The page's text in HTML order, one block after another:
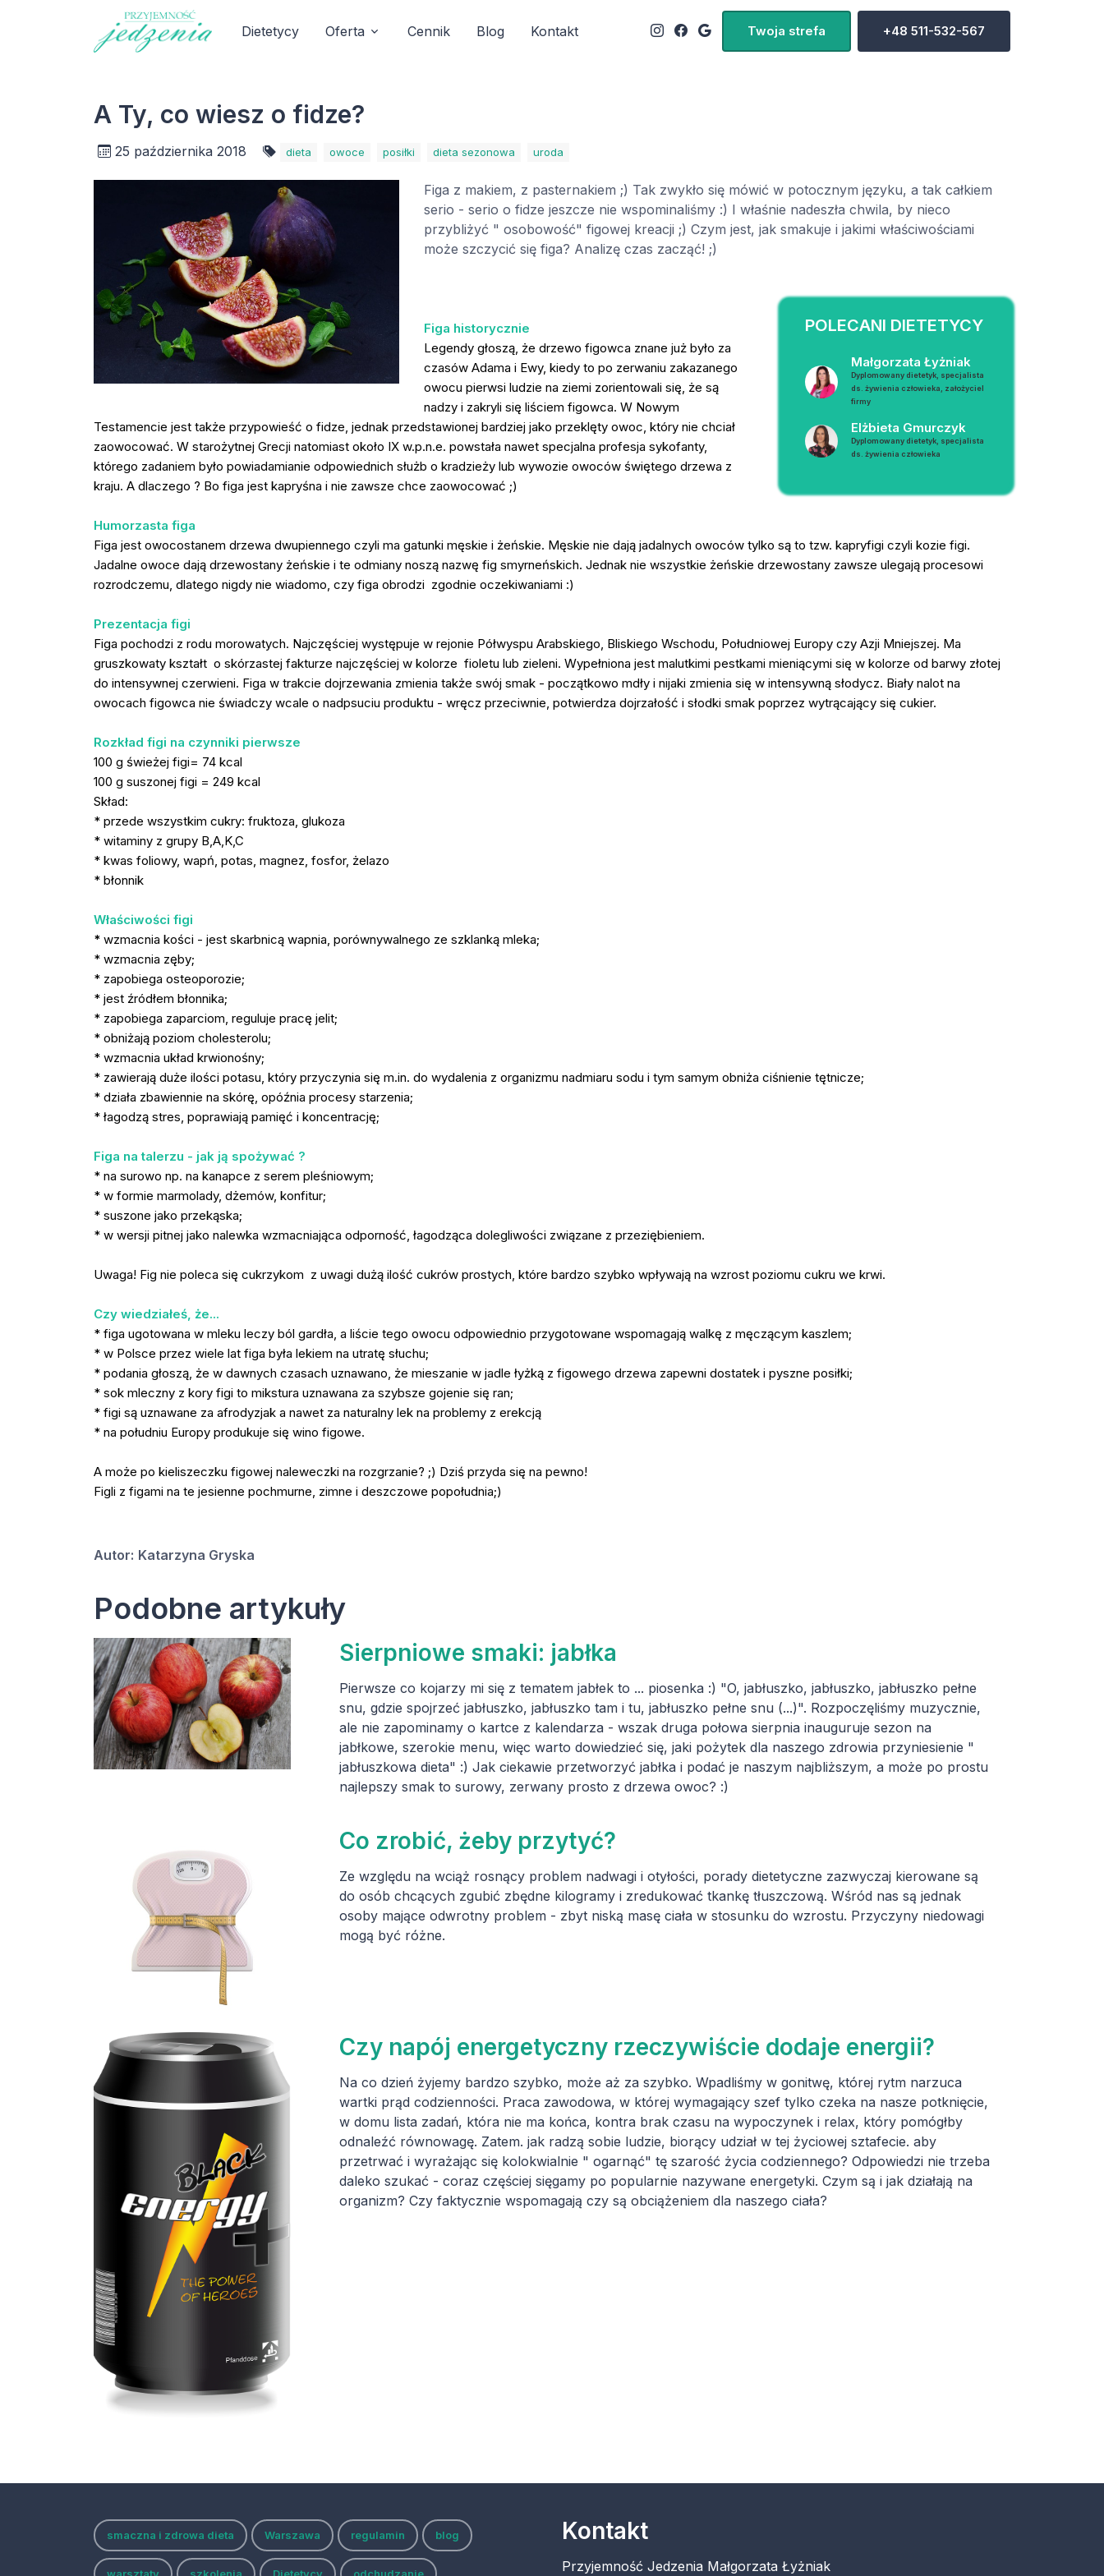
Dietetycy Oferta Cennik Blog Kontakt Twoja strefa +48 511-532-567
A Ty, co wiesz o fidze?
25 października 2018 dieta owoce posiłki dieta sezonowa uroda
Figa z makiem, z pasternakiem ;) Tak zwykło się mówić w potocznym języku, a tak całkiem
serio - serio o fidze jeszcze nie wspominaliśmy :) I właśnie nadeszła chwila, by nieco
przybliżyć " osobowość" figowej kreacji ;) Czym jest, jak smakuje i jakimi właściwościami
może szczycić się figa? Analizę czas zacząć! ;)
POLECANI DIETETYCY
Małgorzata Łyżniak
Dyplomowany dietetyk, specjalista
ds. żywienia człowieka, założyciel
firmy
Elżbieta Gmurczyk
Dyplomowany dietetyk, specjalista
ds. żywienia człowieka
Figa historycznie
Legendy głoszą, że drzewo figowca znane już było za
czasów Adama i Ewy, kiedy to po zerwaniu zakazanego
owocu pierwsi ludzie na ziemi zorientowali się, że są
nadzy i zakryli się liściem figowca. W Nowym
Testamencie jest także przypowieść o fidze, jednak przedstawionej bardziej jako przeklęty owoc, który nie chciał
zaowocować. W starożytnej Grecji natomiast około IX w.p.n.e. powstała nawet specjalna profesja sykofanty,
którego zadaniem było powiadamianie odpowiednich służb o kradzieży lub wywozie owoców świętego drzewa z
kraju. A dlaczego ? Bo figa jest kapryśna i nie zawsze chce zaowocować ;)
Humorzasta figa
Figa jest owocostanem drzewa dwupiennego czyli ma gatunki męskie i żeńskie. Męskie nie dają jadalnych owoców tylko są to tzw. kapryfigi czyli kozie figi.
Jadalne owoce dają drzewostany żeńskie i te odmiany noszą nazwę fig smyrneńskich. Jednak nie wszystkie żeńskie drzewostany zawsze ulegają procesowi
rozrodczemu, dlatego nigdy nie wiadomo, czy figa obrodzi zgodnie oczekiwaniami :)
Prezentacja figi
Figa pochodzi z rodu morowatych. Najczęściej występuje w rejonie Półwyspu Arabskiego, Bliskiego Wschodu, Południowej Europy czy Azji Mniejszej. Ma
gruszkowaty kształt o skórzastej fakturze najczęściej w kolorze fioletu lub zieleni. Wypełniona jest malutkimi pestkami mieniącymi się w kolorze od barwy złotej
do intensywnej czerwieni. Figa w trakcie dojrzewania zmienia także swój smak - początkowo mdły i nijaki zmienia się w intensywną słodycz. Biały nalot na
owocach figowca nie świadczy wcale o nadpsuciu produktu - wręcz przeciwnie, potwierdza dojrzałość i słodki smak poprzez wytrącający się cukier.
Rozkład figi na czynniki pierwsze
100 g świeżej figi= 74 kcal
100 g suszonej figi = 249 kcal
Skład:
* przede wszystkim cukry: fruktoza, glukoza
* witaminy z grupy B,A,K,C
* kwas foliowy, wapń, potas, magnez, fosfor, żelazo
* błonnik
Właściwości figi
* wzmacnia kości - jest skarbnicą wapnia, porównywalnego ze szklanką mleka;
* wzmacnia zęby;
* zapobiega osteoporozie;
* jest źródłem błonnika;
* zapobiega zaparciom, reguluje pracę jelit;
* obniżają poziom cholesterolu;
* wzmacnia układ krwionośny;
* zawierają duże ilości potasu, który przyczynia się m.in. do wydalenia z organizmu nadmiaru sodu i tym samym obniża ciśnienie tętnicze;
* działa zbawiennie na skórę, opóźnia procesy starzenia;
* łagodzą stres, poprawiają pamięć i koncentrację;
Figa na talerzu - jak ją spożywać ?
* na surowo np. na kanapce z serem pleśniowym;
* w formie marmolady, dżemów, konfitur;
* suszone jako przekąska;
* w wersji pitnej jako nalewka wzmacniająca odporność, łagodząca dolegliwości związane z przeziębieniem.
Uwaga! Fig nie poleca się cukrzykom z uwagi dużą ilość cukrów prostych, które bardzo szybko wpływają na wzrost poziomu cukru we krwi.
Czy wiedziałeś, że...
* figa ugotowana w mleku leczy ból gardła, a liście tego owocu odpowiednio przygotowane wspomagają walkę z męczącym kaszlem;
* w Polsce przez wiele lat figa była lekiem na utratę słuchu;
* podania głoszą, że w dawnych czasach uznawano, że mieszanie w jadle łyżką z figowego drzewa zapewni dostatek i pyszne posiłki;
* sok mleczny z kory figi to mikstura uznawana za szybsze gojenie się ran;
* figi są uznawane za afrodyzjak a nawet za naturalny lek na problemy z erekcją
* na południu Europy produkuje się wino figowe.
A może po kieliszeczku figowej naleweczki na rozgrzanie? ;) Dziś przyda się na pewno!
Figli z figami na te jesienne pochmurne, zimne i deszczowe popołudnia;)
Autor: Katarzyna Gryska
Podobne artykuły
Sierpniowe smaki: jabłka
Pierwsze co kojarzy mi się z tematem jabłek to ... piosenka :) "O, jabłuszko, jabłuszko, jabłuszko pełne
snu, gdzie spojrzeć jabłuszko, jabłuszko tam i tu, jabłuszko pełne snu (...)". Rozpoczęliśmy muzycznie,
ale nie zapominamy o kartce z kalendarza - wszak druga połowa sierpnia inauguruje sezon na
jabłkowe, szerokie menu, więc warto dowiedzieć się, jaki pożytek dla naszego zdrowia przyniesienie "
jabłuszkowa dieta" :) Jak ciekawie przetworzyć jabłka i podać je naszym najbliższym, a może po prostu
najlepszy smak to surowy, zerwany prosto z drzewa owoc? :)
Co zrobić, żeby przytyć?
Ze względu na wciąż rosnący problem nadwagi i otyłości, porady dietetyczne zazwyczaj kierowane są
do osób chcących zgubić zbędne kilogramy i zredukować tkankę tłuszczową. Wśród nas są jednak
osoby mające odwrotny problem - zbyt niską masę ciała w stosunku do wzrostu. Przyczyny niedowagi
mogą być różne.
Czy napój energetyczny rzeczywiście dodaje energii?
Na co dzień żyjemy bardzo szybko, może aż za szybko. Wpadliśmy w gonitwę, której rytm narzuca
wartki prąd codzienności. Praca zawodowa, w której wymagający szef tylko czeka na nasze potknięcie,
w domu lista zadań, która nie ma końca, kontra brak czasu na wypoczynek i relax, który pomógłby
odnaleźć równowagę. Zatem. jak radzą sobie ludzie, biorący udział w tej życiowej sztafecie. aby
przetrwać i wyrażając się kolokwialnie " ogarnąć" tę szarość życia codziennego? Odpowiedzi nie trzeba
daleko szukać - coraz częściej sięgamy po popularnie nazywane energetyki. Czym są i jak działają na
organizm? Czy faktycznie wspomagają czy są obciążeniem dla naszego ciała?
smaczna i zdrowa dieta Warszawa regulamin blog
warsztaty szkolenia Dietetycy odchudzanie
Kontakt
Przyjemność Jedzenia Małgorzata Łyżniak